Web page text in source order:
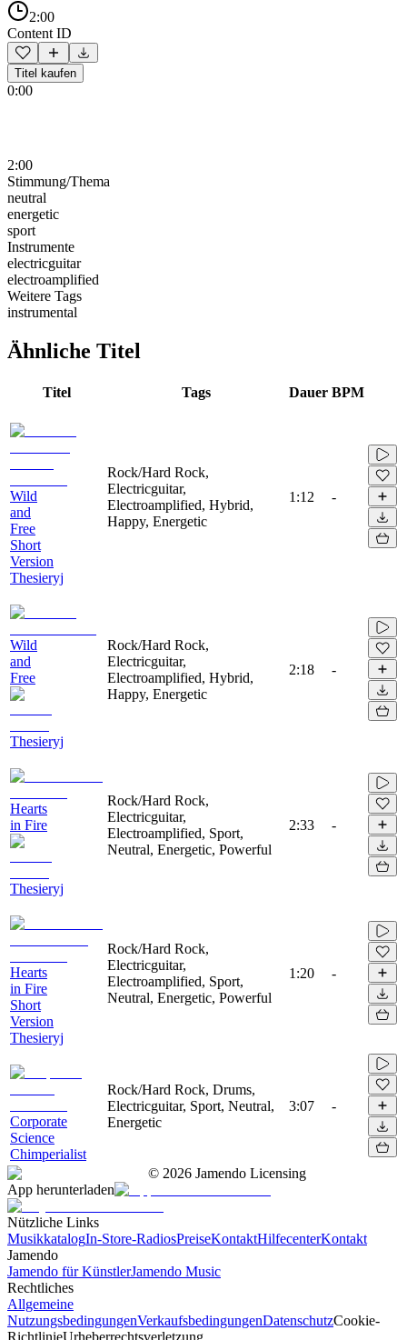
2:00
Content ID
Titel kaufen
0:00
2:00
Stimmung/Thema
neutral
energetic
sport
Instrumente
electricguitar
electroamplified
Weitere Tags
instrumental
Ähnliche Titel
Titel Tags Dauer BPM
Wild
and
Free
Short
Version
Thesieryj
Rock/Hard Rock,
Electricguitar,
Electroamplified, Hybrid,
Happy, Energetic
1:12 -
Wild
and
Free
Thesieryj
Rock/Hard Rock,
Electricguitar,
Electroamplified, Hybrid,
Happy, Energetic
2:18 -
Hearts
in Fire
Thesieryj
Rock/Hard Rock,
Electricguitar,
Electroamplified, Sport,
Neutral, Energetic, Powerful
2:33 -
Hearts
in Fire
Short
Version
Thesieryj
Rock/Hard Rock,
Electricguitar,
Electroamplified, Sport,
Neutral, Energetic, Powerful
1:20 -
Corporate
Science
Chimperialist
Rock/Hard Rock, Drums,
Electricguitar, Sport, Neutral,
Energetic
3:07 -
© 2026 Jamendo Licensing
App herunterladen
Nützliche Links
MusikkatalogIn-Store-RadiosPreiseKontaktHilfecenterKontakt
Jamendo
Jamendo für KünstlerJamendo Music
Rechtliches
Allgemeine
NutzungsbedingungenVerkaufsbedingungenDatenschutzCookie-
RichtlinieUrheberrechtsverletzung